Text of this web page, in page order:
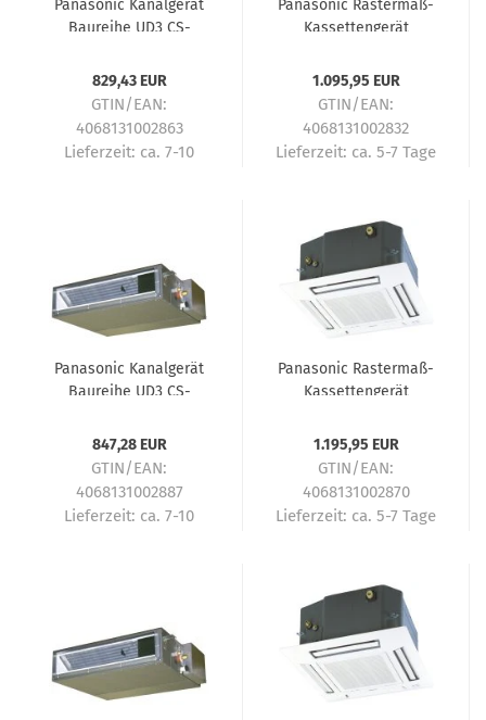
Panasonic Kanalgerät
Baureihe UD3 CS-
Innengerät - 2,0 kW
829,43 EUR
GTIN/EAN:
4068131002863
Lieferzeit: ca. 7-10
Panasonic Rastermaß-
Kassettengerät
Z25UB4EAW Multi-Split
Innengerät - 2,5 kW
1.095,95 EUR
GTIN/EAN:
4068131002832
Lieferzeit: ca. 5-7 Tage
Panasonic Kanalgerät
Baureihe UD3 CS-
Innengerät - 2,5 kW
847,28 EUR
GTIN/EAN:
4068131002887
Lieferzeit: ca. 7-10
Panasonic Rastermaß-
Kassettengerät
Z35UB4EAW Multi-Split
Innengerät - 3,5 kW
1.195,95 EUR
GTIN/EAN:
4068131002870
Lieferzeit: ca. 5-7 Tage